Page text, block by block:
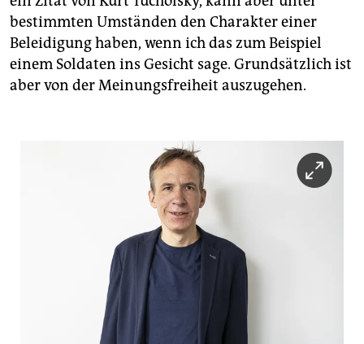
bestimmten Umständen den Charakter einer
Beleidigung haben, wenn ich das zum Beispiel
einem Soldaten ins Gesicht sage. Grundsätzlich ist
aber von der Meinungsfreiheit auszugehen.